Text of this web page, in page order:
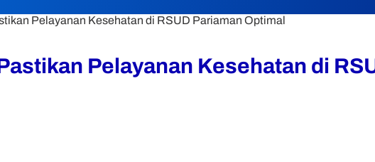
Pelayanan Kesehatan di RSUD Pariaman Optimal
Pelayanan Kesehatan di